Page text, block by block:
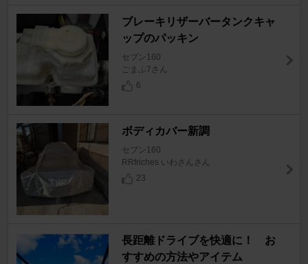
ブレーキリザーバータンクキャ
ップのパッキン
セブン160
ごまふ7さん
6
ボディカバー新調
セブン160
RRfriches いわさんさん
23
長距離ドライブを快適に！ お
すすめの方法やアイテム